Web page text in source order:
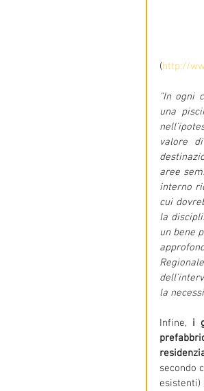
(http://
"In ogni
una
valore
aree
interno
cui
la
un bene
la
Infine, i
secondo
esistenti)